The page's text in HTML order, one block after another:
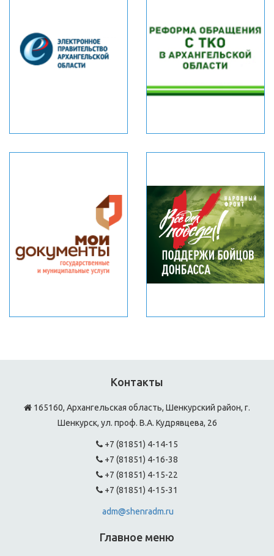
Контакты
165160, Архангельская область, Шенкурский район, г.
Шенкурск, ул. проф. В.А. Кудрявцева, 26
+7 (81851) 4-14-15
+7 (81851) 4-16-38
+7 (81851) 4-15-22
+7 (81851) 4-15-31
adm@shenradm.ru
Главное меню